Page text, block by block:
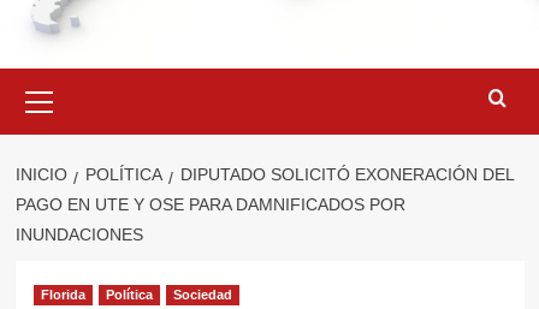
primario
INICIO POLÍTICA
DIPUTADO SOLICITÓ EXONERACIÓN DEL
PAGO EN UTE Y OSE PARA DAMNIFICADOS POR
INUNDACIONES
Florida Política Sociedad